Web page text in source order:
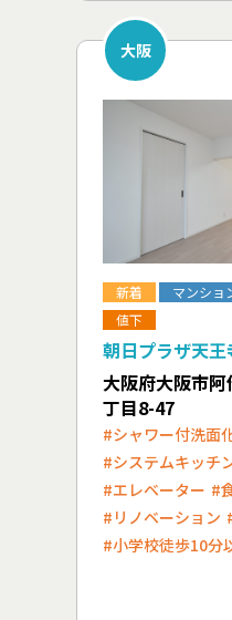
大阪
新着 マンショ
値下
朝日プラザ天王
大阪府大阪市
丁目8-47
#シャワー付洗面
#システムキッチ
#エレベーター #
#リノベーション
#小学校徒歩10分